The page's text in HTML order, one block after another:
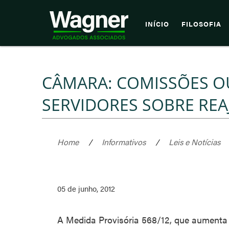
INÍCIO FILOSOFIA
CÂMARA: COMISSÕES
SERVIDORES SOBRE
Home / Informativos / Leis e Notícias
05 de junho, 2012
A Medida Provisória 568/12, que